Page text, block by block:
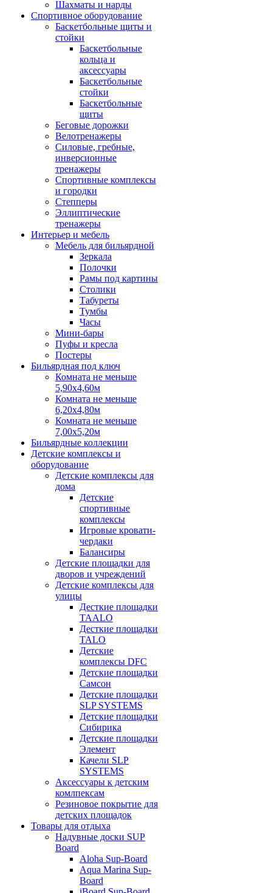
Шахматы и нарды
Спортивное оборудование
Баскетбольные щиты и
стойки
Баскетбольные
кольца и
аксессуары
Баскетбольные
стойки
Баскетбольные
щиты
Беговые дорожки
Велотренажеры
Силовые, гребные,
инверсионные
тренажеры
Спортивные комплексы
и городки
Степперы
Эллиптические
тренажеры
Интерьер и мебель
Мебель для бильярдной
Зеркала
Полочки
Рамы под картины
Столики
Табуреты
Тумбы
Часы
Мини-бары
Пуфы и кресла
Постеры
Бильярдная под ключ
Комната не меньше
5,90х4,60м
Комната не меньше
6,20х4,80м
Комната не меньше
7,00х5,20м
Бильярдные коллекции
Детские комплексы и
оборудование
Детские комплексы для
дома
Детские
спортивные
комплексы
Игровые кровати-
чердаки
Балансиры
Детские площадки для
дворов и учреждений
Детские комплексы для
улицы
Десткие площадки
TAALO
Десткие площадки
TALO
Детские
комплексы DFC
Детские площадки
Самсон
Детские площадки
SLP SYSTEMS
Детские площадки
Сибирика
Детские площадки
Элемент
Качели SLP
SYSTEMS
Аксессуары к детским
комлпексам
Резиновое покрытие для
детских площадок
Товары для отдыха
Надувные доски SUP
Board
Aloha Sup-Board
Aqua Marina Sup-
Board